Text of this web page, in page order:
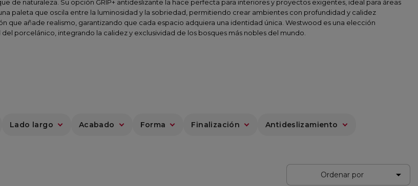
de naturaleza. Su opción GRIP+ antideslizante la hace perfecta para interiores y proyectos exigentes, ideal para áreas
paleta que oscila entre la luminosidad y la sobriedad, permitiendo crear ambientes con profundidad y calidez
que añade realismo, garantizando que cada espacio adquiera una identidad única. Westwood es una elección
porcelánico, integrando la calidez y exclusividad de los bosques más nobles del mundo.
Lado largo Acabado Forma Finalización Antideslizamiento
Ordenar por 